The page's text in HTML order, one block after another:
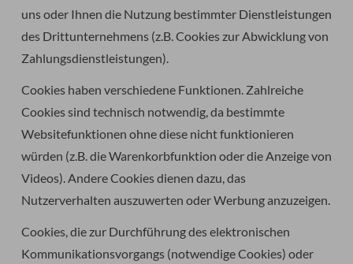
uns oder Ihnen die Nutzung bestimmter Dienstleistungen
des Drittunternehmens (z.B. Cookies zur Abwicklung von
Zahlungsdienstleistungen).
Cookies haben verschiedene Funktionen. Zahlreiche
Cookies sind technisch notwendig, da bestimmte
Websitefunktionen ohne diese nicht funktionieren
würden (z.B. die Warenkorbfunktion oder die Anzeige von
Videos). Andere Cookies dienen dazu, das
Nutzerverhalten auszuwerten oder Werbung anzuzeigen.
Cookies, die zur Durchführung des elektronischen
Kommunikationsvorgangs (notwendige Cookies) oder